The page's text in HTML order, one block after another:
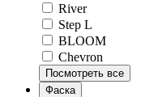
River
Step L
BLOOM
Chevron
Посмотреть все
Фаска